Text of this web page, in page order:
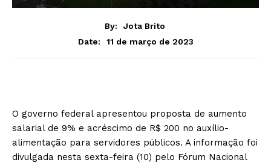
By:
Jota Brito
Date:
11 de março de 2023
O governo federal apresentou proposta de aumento
salarial de 9% e acréscimo de R$ 200 no auxílio-
alimentação para servidores públicos. A informação foi
divulgada nesta sexta-feira (10) pelo Fórum Nacional